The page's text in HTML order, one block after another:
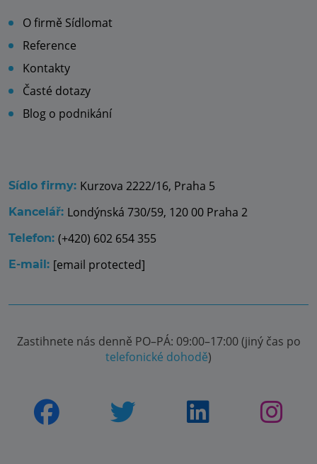
O firmě Sídlomat
Reference
Kontakty
Časté dotazy
Blog o podnikání
Sídlo firmy: Kurzova 2222/16, Praha 5
Kancelář: Londýnská 730/59, 120 00 Praha 2
Telefon: (+420) 602 654 355
E-mail: [email protected]
Zastihnete nás denně PO–PÁ: 09:00–17:00 (jiný čas po
telefonické dohodě)